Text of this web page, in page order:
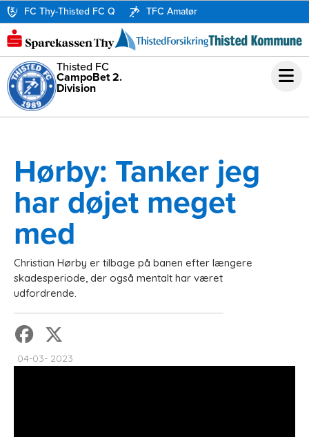
FC Thy-Thisted FC Q TFC Amatør
Thisted FC
CampoBet 2.
Division
Hørby: Tanker jeg
har døjet meget
med
Christian Hørby er tilbage på banen efter længere
skadesperiode, der også mentalt har været
udfordrende.
04-03- 2023